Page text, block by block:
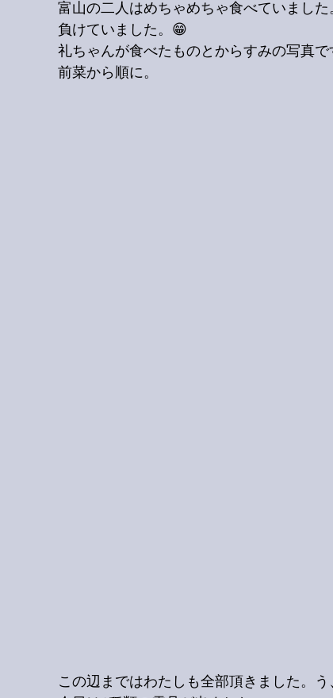
富山の二人はめちゃめちゃ食べていまし
負けていました。😁
礼ちゃんが食べたものとからすみの写真で
前菜から順に。
この辺まではわたしも全部頂きました。